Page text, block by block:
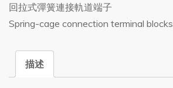
回拉式彈簧連接軌道端子
Spring-cage connection terminal blocks
描述